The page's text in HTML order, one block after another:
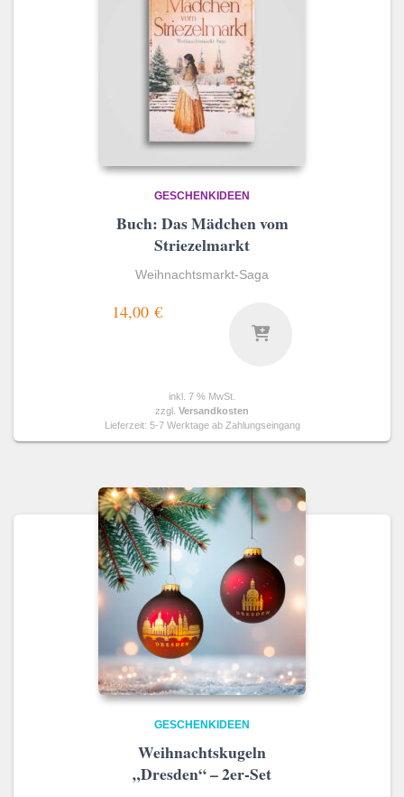
GESCHENKIDEEN
Buch: Das Mädchen vom
Striezelmarkt
Weihnachtsmarkt-Saga
14,00 €
inkl. 7 % MwSt.
zzgl. Versandkosten
Lieferzeit: 5-7 Werktage ab Zahlungseingang
GESCHENKIDEEN
Weihnachtskugeln
„Dresden“ – 2er-Set